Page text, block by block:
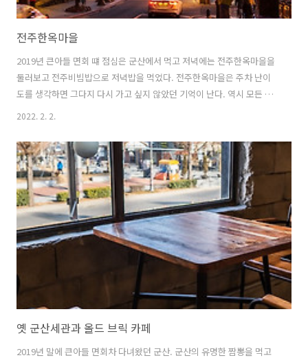
전주한옥마을
2019년 큰아들 면회 떄 점심은 군산에서 먹고 저녁에는 전주한옥마을을
둘러보고 전주비빔밥으로 저녁밥을 먹었다. 전주한옥마을은 주차 난이
도를 생각하면 그다지 다시 가고 싶지 않았던 기억이 난다. 역시 모든 사
진들은 리코 GR III로 담았다.
2022. 2. 2.
옛 군산세관과 올드 브릭 카페
2019년 말에 큰아들 면회차 다녀왔던 군산. 군산의 유명한 짬뽕을 먹고